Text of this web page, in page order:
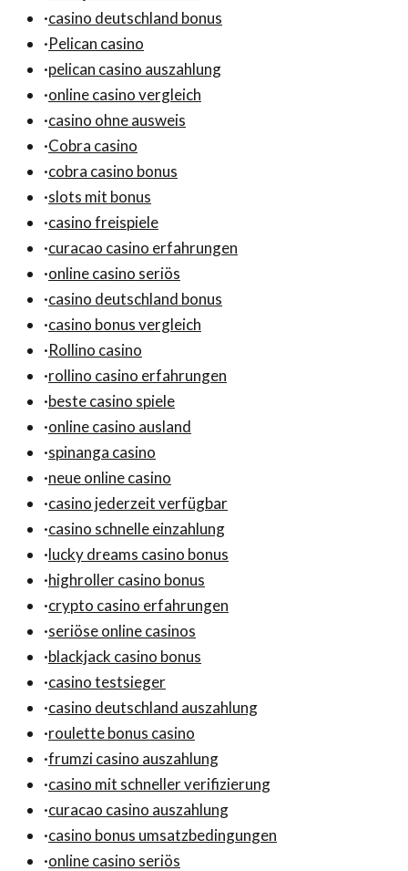
·casino deutschland bonus
·Pelican casino
·pelican casino auszahlung
·online casino vergleich
·casino ohne ausweis
·Cobra casino
·cobra casino bonus
·slots mit bonus
·casino freispiele
·curacao casino erfahrungen
·online casino seriös
·casino deutschland bonus
·casino bonus vergleich
·Rollino casino
·rollino casino erfahrungen
·beste casino spiele
·online casino ausland
·spinanga casino
·neue online casino
·casino jederzeit verfügbar
·casino schnelle einzahlung
·lucky dreams casino bonus
·highroller casino bonus
·crypto casino erfahrungen
·seriöse online casinos
·blackjack casino bonus
·casino testsieger
·casino deutschland auszahlung
·roulette bonus casino
·frumzi casino auszahlung
·casino mit schneller verifizierung
·curacao casino auszahlung
·casino bonus umsatzbedingungen
·online casino seriös